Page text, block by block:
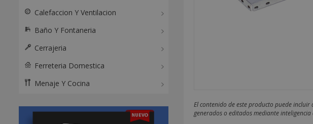
El contenido de este producto puede incluir
generados o editados mediante
Calefaccion Y Ventilacion
Baño Y Fontaneria
Cerrajeria
Ferreteria Domestica
Menaje Y Cocina